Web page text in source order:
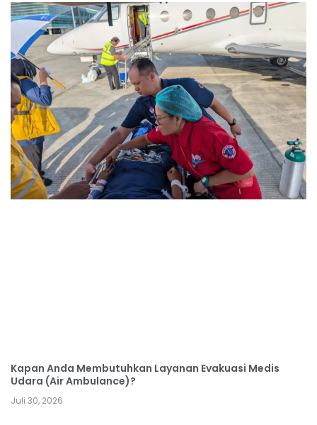
Kapan Anda Membutuhkan Layanan Evakuasi Medis
Udara (Air Ambulance)?
Juli 30, 2026